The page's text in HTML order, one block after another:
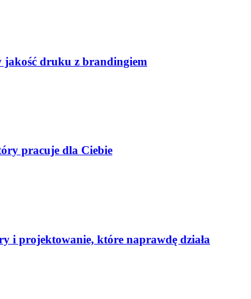
jakość druku z brandingiem
pracuje dla Ciebie
i projektowanie, które naprawdę działa